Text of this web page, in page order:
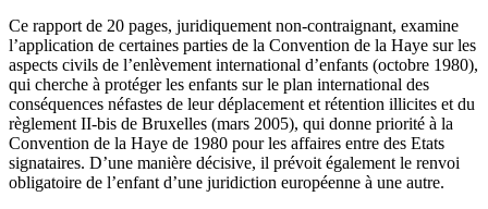
Ce rapport de 20 pages, juridiquement non-contraignant, examine
l’application de certaines parties de la Convention de la Haye sur les
aspects civils de l’enlèvement international d’enfants (octobre 1980),
qui cherche à protéger les enfants sur le plan international des
conséquences néfastes de leur déplacement et rétention illicites et du
règlement II-bis de Bruxelles (mars 2005), qui donne priorité à la
Convention de la Haye de 1980 pour les affaires entre des Etats
signataires. D’une manière décisive, il prévoit également le renvoi
obligatoire de l’enfant d’une juridiction européenne à une autre.